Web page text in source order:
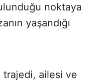
noktaya
yaşandığı
trajedi, ailesi ve